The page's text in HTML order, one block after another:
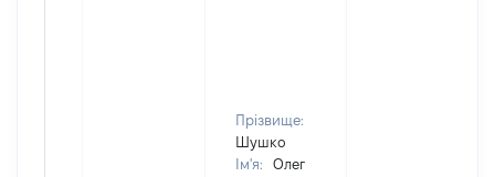
Прізвище:
Шушко
Ім'я:
Олег